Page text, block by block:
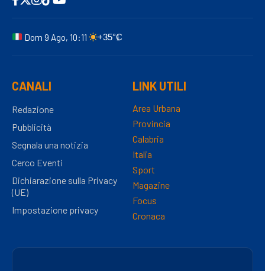
Dom 9 Ago, 10:11 +35°C
CANALI
Redazione
Pubblicità
Segnala una notizia
Cerco Eventi
Dichiarazione sulla Privacy
(UE)
Impostazione privacy
LINK UTILI
Area Urbana
Provincia
Calabria
Italia
Sport
Magazine
Focus
Cronaca